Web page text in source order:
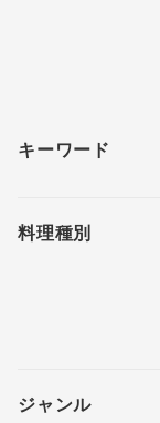
キーワード
料理種別
ジャンル